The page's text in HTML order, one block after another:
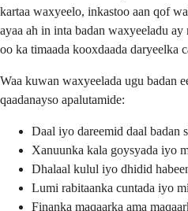
kartaa waxyeelo, inkastoo aan qof
ayaa ah in inta badan waxyeeladu
oo ka timaada kooxdaada daryeelka
Waa kuwan waxyeelada ugu badan
qaadanayso apalutamide:
Daal iyo dareemid daal badan
Xanuunka kala goysyada iyo
Dhalaal kulul iyo dhidid
Lumi rabitaanka cuntada iyo
Finanka maqaarka ama